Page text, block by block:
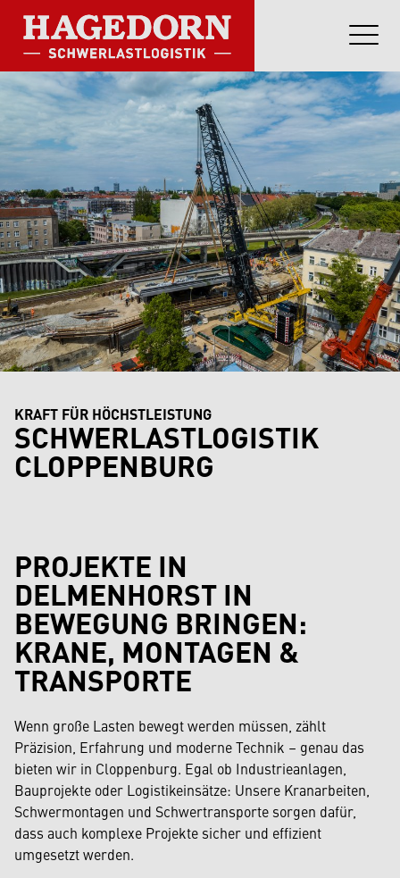
KRAFT FÜR HÖCHSTLEISTUNG
SCHWERLASTLOGISTIK
CLOPPENBURG
PROJEKTE IN
DELMENHORST IN
BEWEGUNG BRINGEN:
KRANE, MONTAGEN &
TRANSPORTE
Wenn große Lasten bewegt werden müssen, zählt
Präzision, Erfahrung und moderne Technik – genau das
bieten wir in Cloppenburg. Egal ob Industrieanlagen,
Bauprojekte oder Logistikeinsätze: Unsere Kranarbeiten,
Schwermontagen und Schwertransporte sorgen dafür,
dass auch komplexe Projekte sicher und effizient
umgesetzt werden.